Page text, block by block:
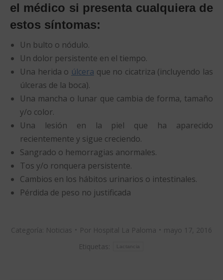
el médico si presenta cualquiera de
estos síntomas:
Un bulto o nódulo.
Un dolor persistente en el tiempo.
Una herida o úlcera que no cicatriza (incluyendo las
úlceras de la boca).
Una mancha o lunar que cambia de forma, tamaño
y/o color.
Una lesión en la piel que ha aparecido
recientemente y sigue creciendo.
Sangrado o hemorragias anormales.
Tos y/o ronquera persistente.
Cambios en los hábitos urinarios o intestinales.
Pérdida de peso no justificada
Categoría: Noticias Por Hospital La Paloma
mayo 17, 2016
Etiquetas:
Lactancia